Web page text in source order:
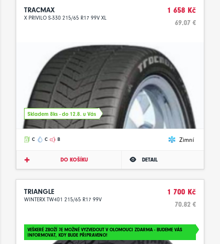
TRACMAX
X PRIVILO S-330 215/65 R17 99V XL
1 658 Kč
69.07 €
Skladem 8ks - do 12.8. u Vás
C C B Zimní
DO KOŠÍKU DETAIL
TRIANGLE
WINTERX TW401 215/65 R17 99V
1 700 Kč
70.82 €
VEŠKERÉ ZBOŽÍ JE MOŽNÉ VYZVEDOUT V OLOMOUCI ZDARMA - BUDEME VÁS
INFORMOVAT, KDY BUDE PŘIPRAVENO!